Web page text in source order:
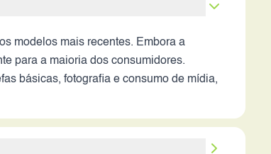
modelos mais recentes. Embora a
para a maioria dos consumidores.
básicas, fotografia e consumo de mídia,